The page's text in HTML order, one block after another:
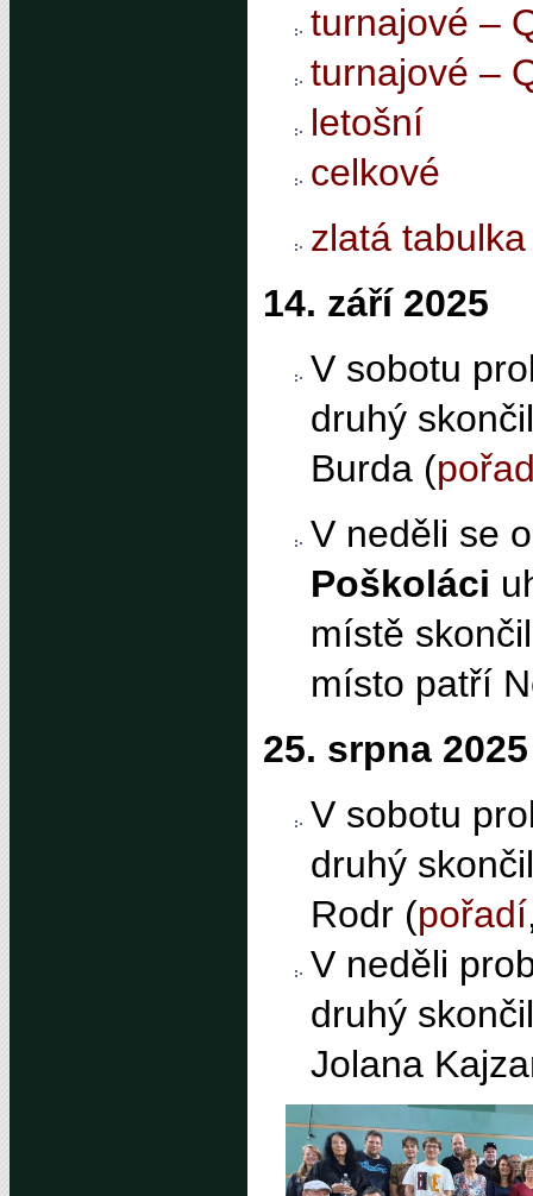
turnajové –
turnajové –
letošní
celkové
zlatá tabulka
14. září 2025
V sobotu
druhý
Burda (
V neděli se
Poškoláci
místě
místo patří
25. srpna 2025
V sobotu
druhý
Rodr (pořadí
V neděli
druhý
Jolana